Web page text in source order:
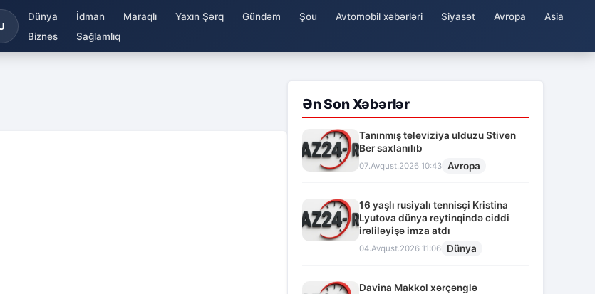
Dünya İdman Maraqlı Yaxın Şərq Gündəm Şou Avtomobil xəbərləri Siyasət Avropa
Asia
Biznes
Sağlamlıq
Ən Son Xəbərlər
Tanınmış televiziya ulduzu Stiven
Ber saxlanılıb
07.Avqust.2026 10:43 Avropa
16 yaşlı rusiyalı tennisçi Kristina
Lyutova dünya reytinqində ciddi
irəliləyişə imza atdı
04.Avqust.2026 11:06 Dünya
Davina Makkol xərçənglə